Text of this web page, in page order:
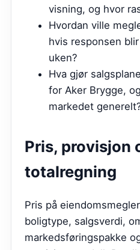
visning, og hvor
Hvordan ville
hvis responsen
uken?
Hva gjør
for Aker Brygge,
markedet
Pris, provisjon
totalregning
Pris på
boligtype, salgsverdi,
markedsføringspakke